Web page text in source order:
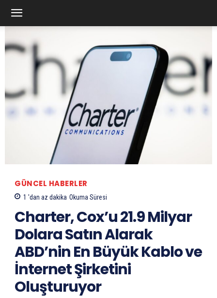
GÜNCEL HABERLER
1 'dan az dakika Okuma Süresi
Charter, Cox’u 21.9 Milyar
Dolara Satın Alarak
ABD’nin En Büyük Kablo ve
İnternet Şirketini
Oluşturuyor